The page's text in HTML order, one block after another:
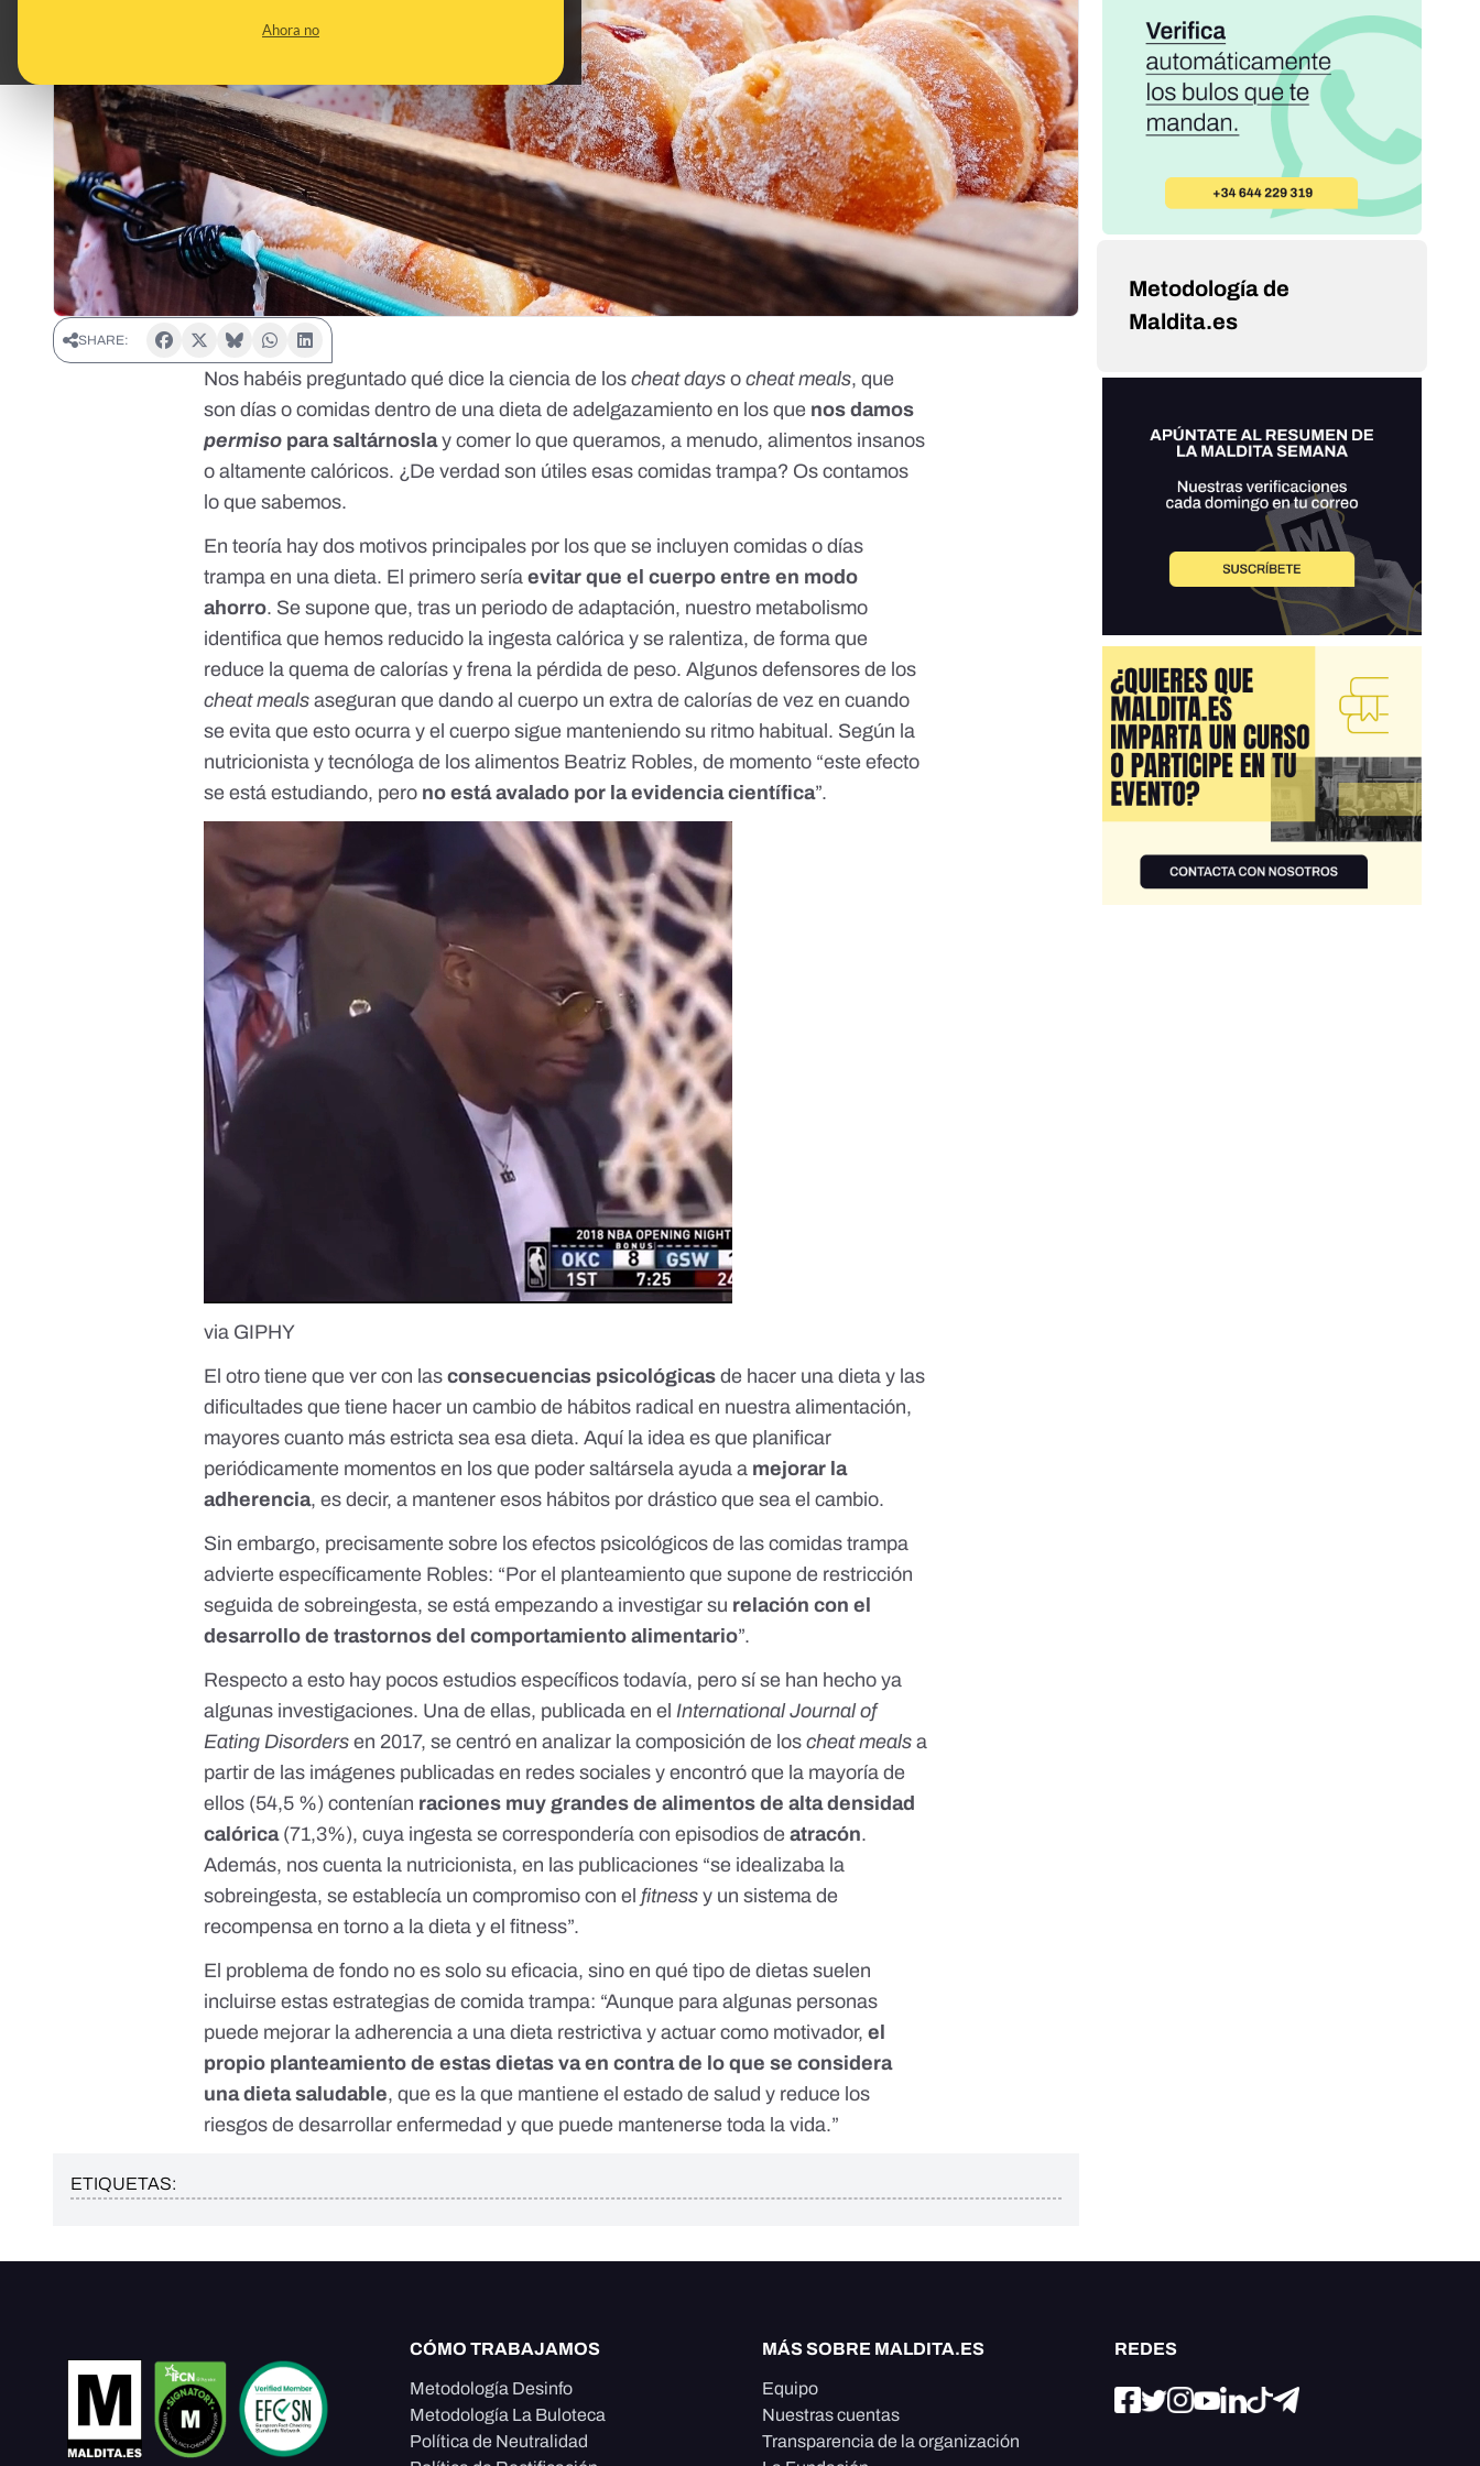
Ahora no
SHARE:
Nos habéis preguntado qué dice la ciencia de loscheat days ocheat meals, que
son días o comidas dentro de una dieta de adelgazamiento en los que nos damos
permiso para saltárnoslay comer lo que queramos, a menudo, alimentos insanos
o altamente calóricos. ¿De verdad son útiles esas comidas trampa? Os contamos
lo que sabemos.
En teoría hay dos motivos principales por los que se incluyen comidas o días
trampa en una dieta. El primero seríaevitar que el cuerpo entre en modo
ahorro. Se supone que, tras un periodo de adaptación, nuestro metabolismo
identifica que hemos reducido la ingesta calórica y se ralentiza, de forma que
reduce la quema de calorías y frena la pérdida de peso. Algunos defensores de los
cheat mealsaseguran que dando al cuerpo un extra de calorías de vez en cuando
se evita que esto ocurra y el cuerpo sigue manteniendo su ritmo habitual. Según la
nutricionista y tecnóloga de los alimentos Beatriz Robles, de momento “este efecto
se está estudiando, pero no está avalado por la evidencia científica”.
via GIPHY
El otro tiene que ver con lasconsecuencias psicológicas de hacer una dieta y las
dificultades que tiene hacer un cambio de hábitos radical en nuestra alimentación,
mayores cuanto más estricta sea esa dieta. Aquí la idea es que planificar
periódicamente momentos en los que poder saltársela ayuda a mejorar la
adherencia, es decir, a mantener esos hábitos por drástico que sea el cambio.
Sin embargo, precisamente sobre los efectos psicológicos de las comidas trampa
advierte específicamente Robles: “Por el planteamiento que supone de restricción
seguida de sobreingesta, se está empezando a investigar su relación con el
desarrollo de trastornos del comportamiento alimentario”.
Respecto a esto hay pocos estudios específicos todavía, pero sí se han hecho ya
algunas investigaciones. Una de ellas, publicada en el International Journal of
Eating Disorders en 2017, se centró en analizar la composición de loscheat meals a
partir de las imágenes publicadas en redes sociales y encontró que la mayoría de
ellos (54,5 %) contenían raciones muy grandes de alimentos de alta densidad
calórica(71,3%), cuya ingesta se correspondería con episodios deatracón.
Además, nos cuenta la nutricionista, en las publicaciones “se idealizaba la
sobreingesta, se establecía un compromiso con el fitness y un sistema de
recompensa en torno a la dieta y el fitness”.
El problema de fondo no es solo su eficacia, sino en qué tipo de dietas suelen
incluirse estas estrategias de comida trampa: “Aunque para algunas personas
puede mejorar la adherencia a una dieta restrictiva y actuar como motivador,el
propio planteamiento de estas dietas va en contra de lo que se considera
una dieta saludable, que es la que mantiene el estado de salud y reduce los
riesgos de desarrollar enfermedad y que puede mantenerse toda la vida.”
ETIQUETAS:
Metodología de
Maldita.es
CÓMO TRABAJAMOS
Metodología Desinfo
Metodología La Buloteca
Política de Neutralidad
MÁS SOBRE MALDITA.ES
Equipo
Nuestras cuentas
Transparencia de la organización
REDES